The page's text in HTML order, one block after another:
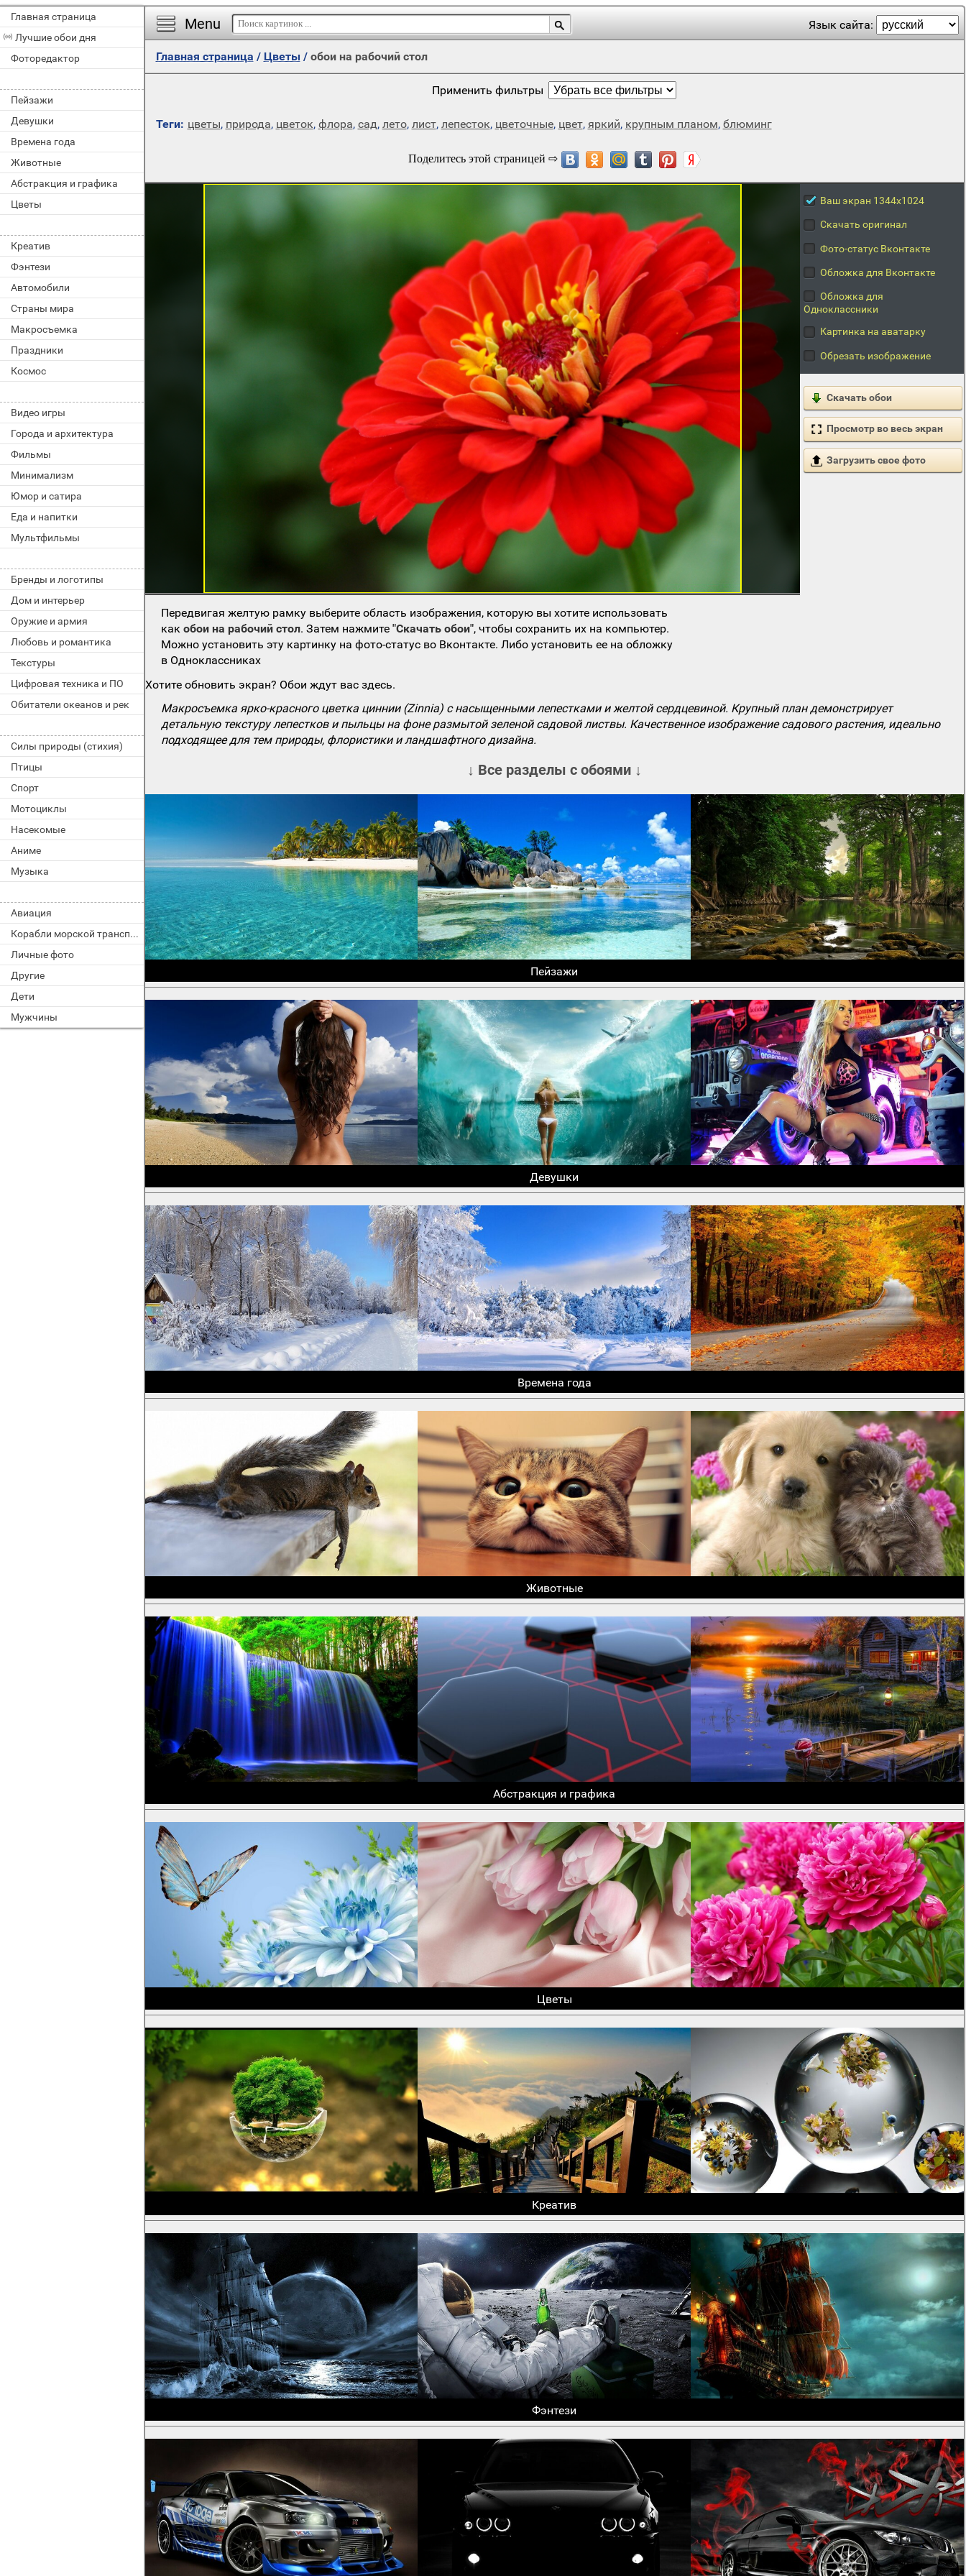
Главная страница
Лучшие обои дня
Фоторедактор
Пейзажи
Девушки
Времена года
Животные
Абстракция и графика
Цветы
Креатив
Фэнтези
Автомобили
Страны мира
Макросъемка
Праздники
Космос
Видео игры
Города и архитектура
Фильмы
Минимализм
Юмор и сатира
Еда и напитки
Мультфильмы
Бренды и логотипы
Дом и интерьер
Оружие и армия
Любовь и романтика
Текстуры
Цифровая техника и ПО
Обитатели океанов и рек
Силы природы (стихия)
Птицы
Спорт
Мотоциклы
Насекомые
Аниме
Музыка
Авиация
Корабли морской транспорт
Личные фото
Другие
Дети
Мужчины
Menu Язык сайта:
Главная страница / Цветы/ обои на рабочий стол
Применить фильтры
Теги: цветы, природа, цветок, флора, сад, лето, лист, лепесток, цветочные, цвет, яркий, крупным планом, блюминг
Ваш экран 1344x1024
Скачать оригинал
Фото-статус Вконтакте
Обложка для Вконтакте
Обложка для
Одноклассники
Картинка на аватарку
Обрезать изображение
Скачать обои
Просмотр во весь экран
Загрузить свое фото
Передвигая желтую рамку выберите область изображения, которую вы хотите использовать
какобои на рабочий стол. Затем нажмите"Скачать обои", чтобы сохранить их на компьютер.
Можно установить эту картинку на фото-статус во Вконтакте. Либо установить ее на обложку
в Одноклассниках
Хотите обновить экран? Обои ждут вас здесь.
Макросъемка ярко-красного цветка циннии (Zinnia) с насыщенными лепестками и желтой сердцевиной. Крупный план демонстрирует
детальную текстуру лепестков и пыльцы на фоне размытой зеленой садовой листвы. Качественное изображение садового растения, идеально
подходящее для тем природы, флористики и ландшафтного дизайна.
↓ Все разделы с обоями ↓
Пейзажи
Девушки
Времена года
Животные
Абстракция и графика
Цветы
Креатив
Фэнтези